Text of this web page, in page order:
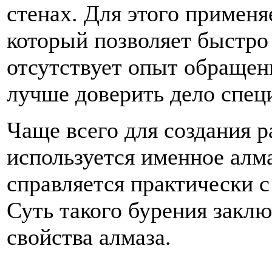
стенах. Для этого
который позволяет
отсутствует опыт
лучше доверить дело
Чаще всего для создания
используется именное
справляется
Суть такого бурения
свойства алмаза.